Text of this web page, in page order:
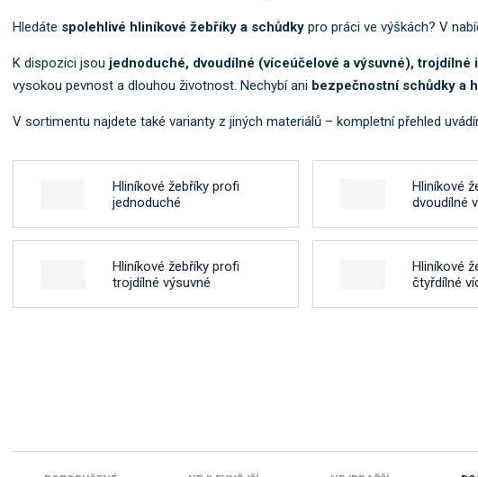
Hledáte spolehlivé hliníkové žebříky a schůdky pro práci ve výškách? V
K dispozici jsou jednoduché, dvoudílné (víceúčelové a výsuvné),
vysokou pevnost a dlouhou životnost. Nechybí ani bezpečnostní schůdky a
V sortimentu najdete také varianty z jiných materiálů – kompletní přehled
Hliníkové žebříky profi
jednoduché
Hliníkové
dvoudílné
Hliníkové žebříky profi
trojdílné výsuvné
Hliníkové
čtyřdílné